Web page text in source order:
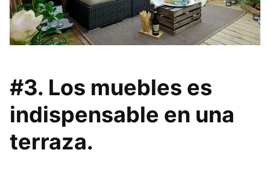
#3. Los muebles es
indispensable en una
terraza.